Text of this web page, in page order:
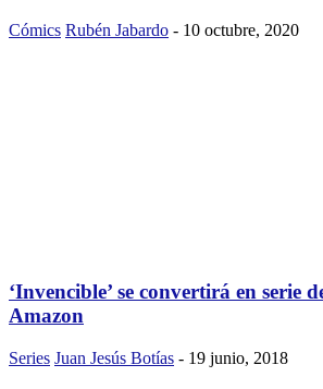
Cómics Rubén Jabardo - 10 octubre, 2020
‘Invencible’ se convertirá en serie
Amazon
Series Juan Jesús Botías - 19 junio, 2018